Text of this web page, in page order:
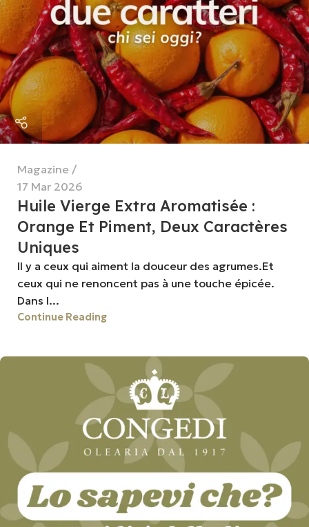
Magazine
17 Mar 2026
Huile Vierge Extra Aromatisée :
Orange Et Piment, Deux Caractères
Uniques
Il y a ceux qui aiment la douceur des agrumes.Et
ceux qui ne renoncent pas à une touche épicée.
Dans l...
Continue Reading